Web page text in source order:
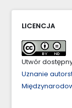
LICENCJA
Utwór
Uznanie